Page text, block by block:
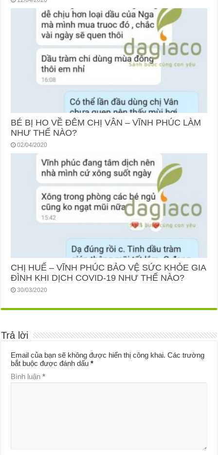
BÉ BỊ HO VỀ ĐÊM CHỊ VÂN – VĨNH PHÚC LÀM
NHƯ THẾ NÀO?
02/04/2020
CHỊ HUẾ – VĨNH PHÚC BẢO VỆ SỨC KHỎE GIA
ĐÌNH KHI DỊCH COVID-19 NHƯ THẾ NÀO?
30/03/2020
Trả lời
Email của bạn sẽ không được hiển thị công khai. Các trường
bắt buộc được đánh dấu*
Bình luận*